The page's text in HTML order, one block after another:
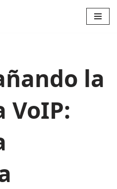
la
VoIP: